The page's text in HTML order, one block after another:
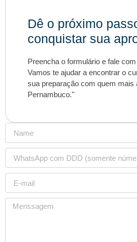
Dê o próximo
conquistar sua
Preencha o formulário e fale
Vamos te ajudar a encontrar o
sua preparação com quem mais
Pernambuco."